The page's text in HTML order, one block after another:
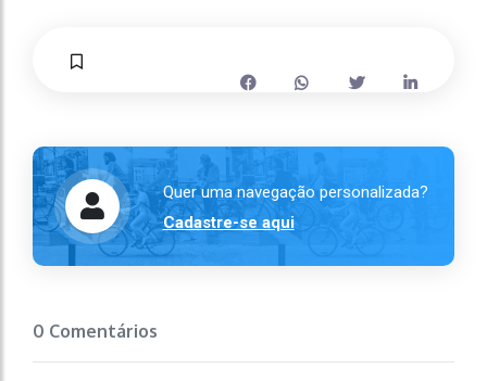
Quer uma navegação personalizada?
Cadastre-se aqui
0 Comentários